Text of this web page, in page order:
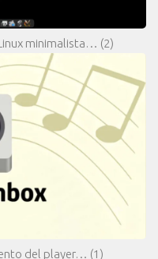
minimalista… (2)
del player… (1)